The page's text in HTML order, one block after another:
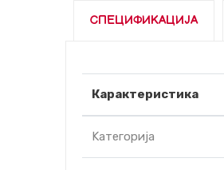
СПЕЦИФИКАЦИЈА
Карактеристика
Kатегорија